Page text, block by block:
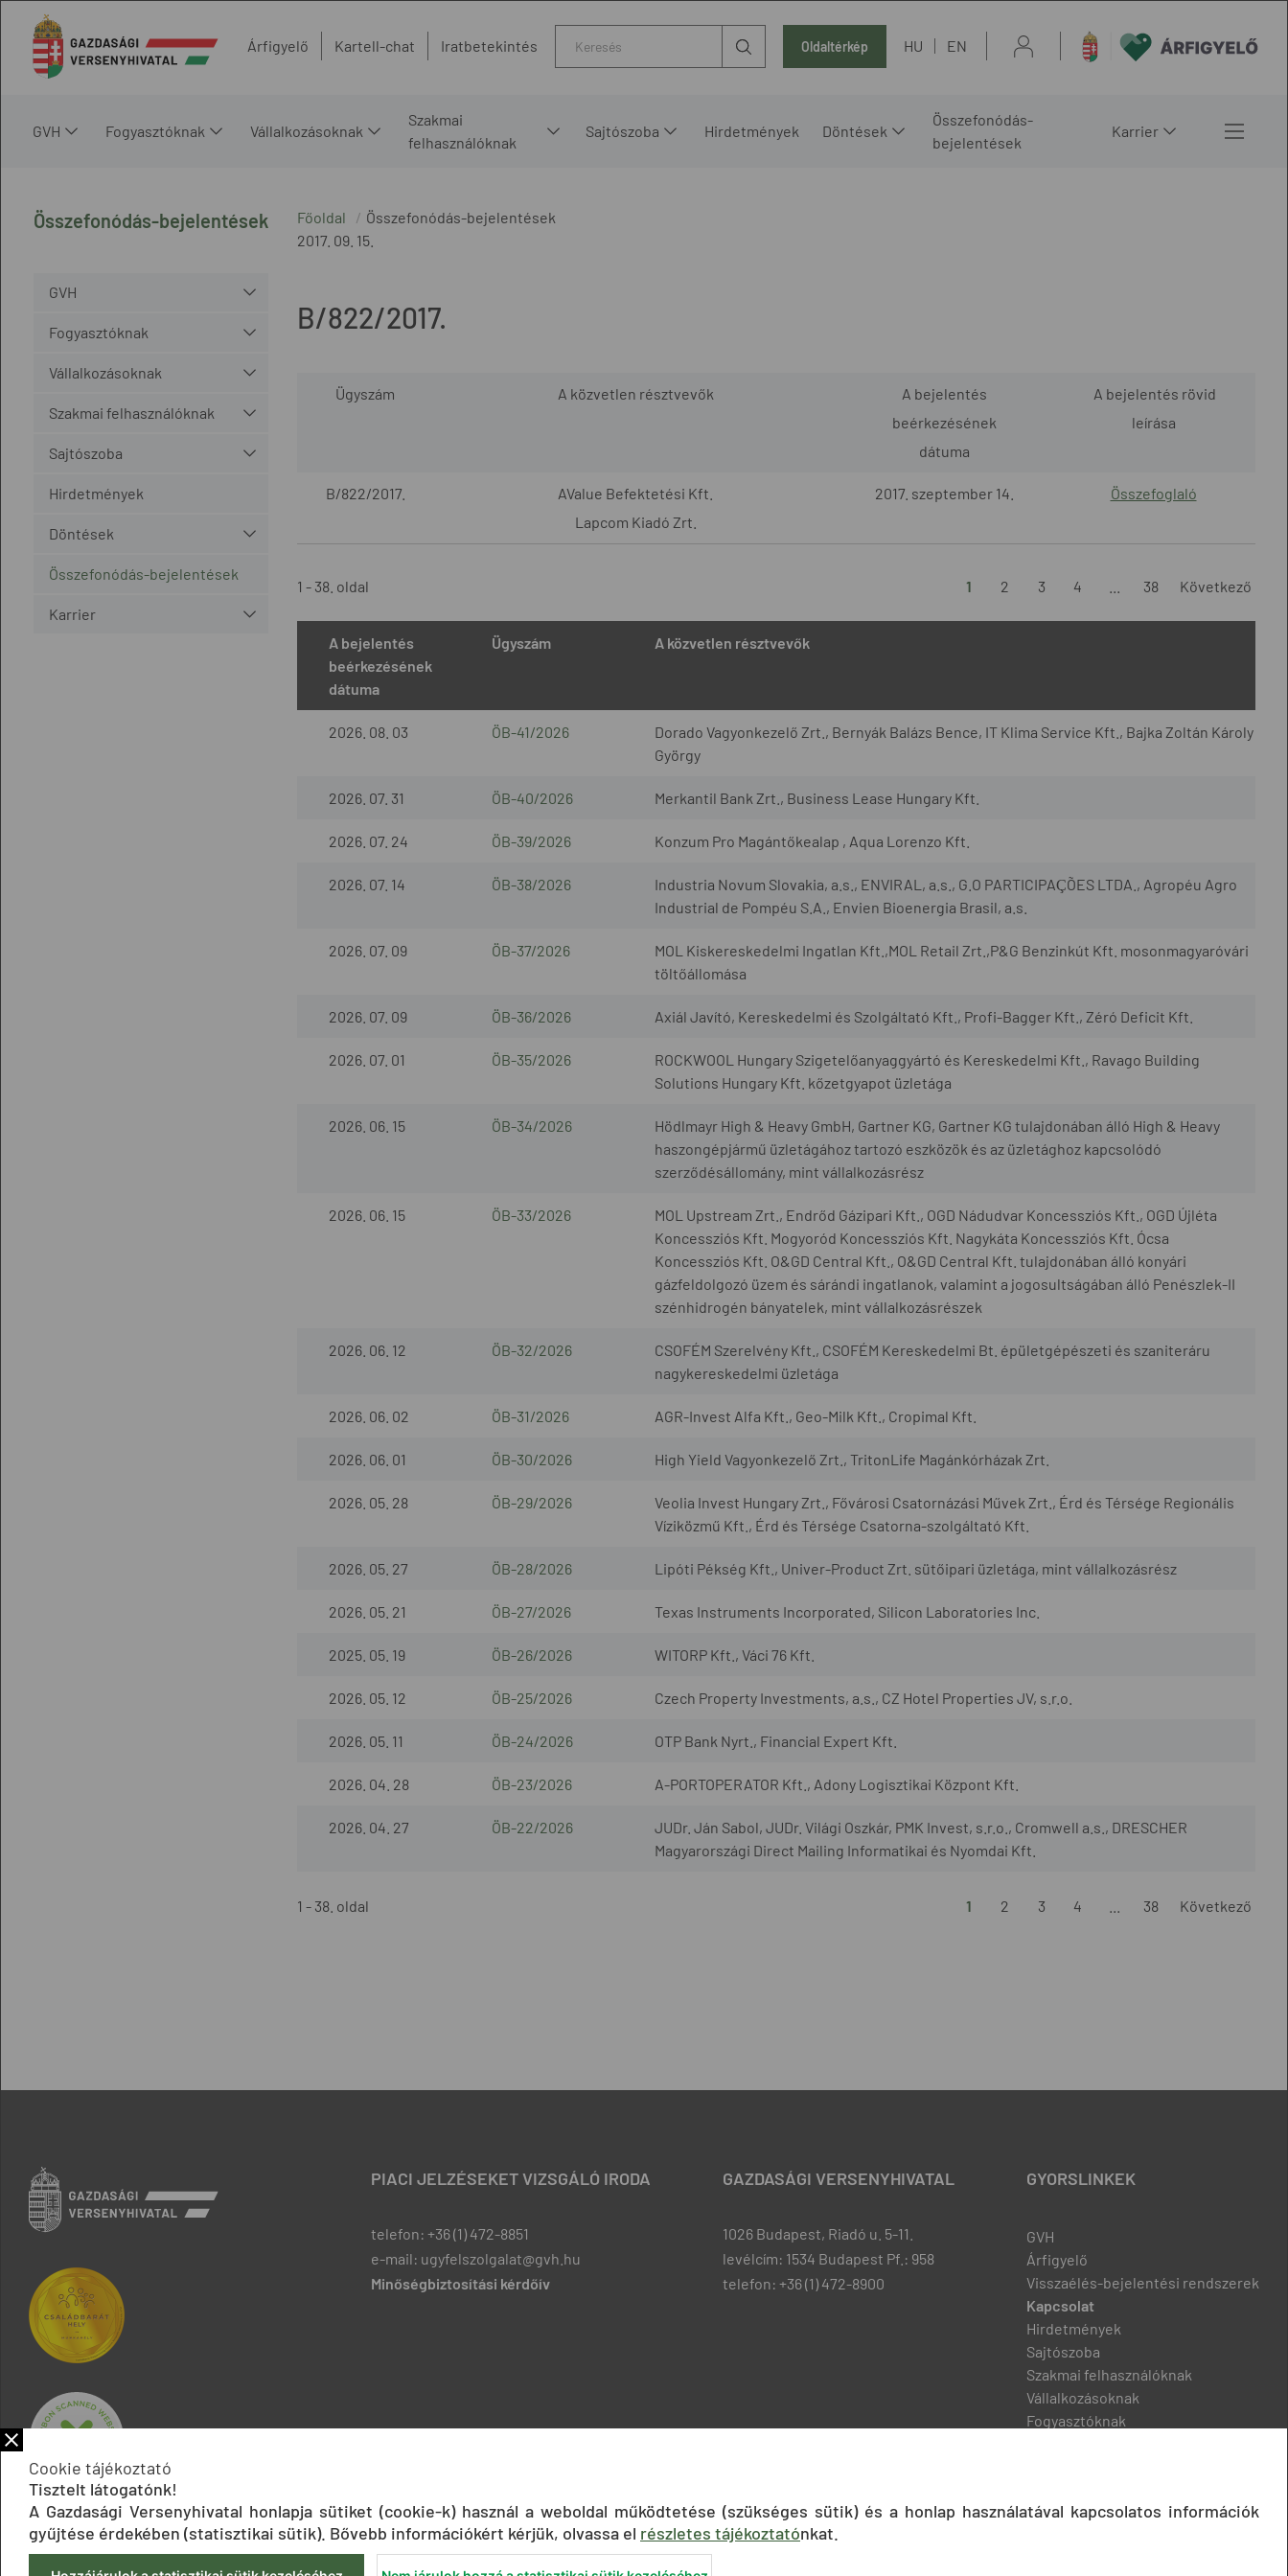
Árfigyelő Kartell-chat Iratbetekintés Oldaltérkép HU EN
GVH Fogyasztóknak Vállalkozásoknak
Szakmai
felhasználóknak
Sajtószoba Hirdetmények Döntések
Összefonódás-
bejelentések
Karrier
Összefonódás-bejelentések
GVH
Fogyasztóknak
Vállalkozásoknak
Szakmai felhasználóknak
Sajtószoba
Hirdetmények
Döntések
Összefonódás-bejelentések
Karrier
Főoldal
Összefonódás-bejelentések
2017. 09. 15.
B/822/2017.
Ügyszám A közvetlen résztvevők
A bejelentés
beérkezésének
dátuma
A bejelentés rövid
leírása
B/822/2017.
AValue Befektetési Kft.
Lapcom Kiadó Zrt.
2017. szeptember 14. Összefoglaló
1 - 38. oldal 1 2 3 4 38 Következő
A bejelentés
beérkezésének
dátuma
Ügyszám A közvetlen résztvevők
2026. 08. 03 ÖB-41/2026
Dorado Vagyonkezelő Zrt., Bernyák Balázs Bence, IT Klima Service Kft., Bajka Zoltán Károly
György
2026. 07. 31 ÖB-40/2026 Merkantil Bank Zrt., Business Lease Hungary Kft.
2026. 07. 24 ÖB-39/2026 Konzum Pro Magántőkealap , Aqua Lorenzo Kft.
2026. 07. 14 ÖB-38/2026
Industria Novum Slovakia, a.s., ENVIRAL, a.s., G.O PARTICIPAÇÕES LTDA., Agropéu Agro
Industrial de Pompéu S.A., Envien Bioenergia Brasil, a.s.
2026. 07. 09 ÖB-37/2026
MOL Kiskereskedelmi Ingatlan Kft.,MOL Retail Zrt.,P&G Benzinkút Kft. mosonmagyaróvári
töltőállomása
2026. 07. 09 ÖB-36/2026 Axiál Javító, Kereskedelmi és Szolgáltató Kft., Profi-Bagger Kft., Zéró Deficit Kft.
2026. 07. 01 ÖB-35/2026
ROCKWOOL Hungary Szigetelőanyaggyártó és Kereskedelmi Kft., Ravago Building
Solutions Hungary Kft. kőzetgyapot üzletága
2026. 06. 15 ÖB-34/2026
Hödlmayr High & Heavy GmbH, Gartner KG, Gartner KG tulajdonában álló High & Heavy
haszongépjármű üzletágához tartozó eszközök és az üzletághoz kapcsolódó
szerződésállomány, mint vállalkozásrész
2026. 06. 15 ÖB-33/2026
MOL Upstream Zrt., Endrőd Gázipari Kft., OGD Nádudvar Koncessziós Kft., OGD Újléta
Koncessziós Kft. Mogyoród Koncessziós Kft. Nagykáta Koncessziós Kft. Ócsa
Koncessziós Kft. O&GD Central Kft., O&GD Central Kft. tulajdonában álló konyári
gázfeldolgozó üzem és sárándi ingatlanok, valamint a jogosultságában álló Penészlek-II
szénhidrogén bányatelek, mint vállalkozásrészek
2026. 06. 12 ÖB-32/2026
CSOFÉM Szerelvény Kft., CSOFÉM Kereskedelmi Bt. épületgépészeti és szaniteráru
nagykereskedelmi üzletága
2026. 06. 02 ÖB-31/2026 AGR-Invest Alfa Kft., Geo-Milk Kft., Cropimal Kft.
2026. 06. 01 ÖB-30/2026 High Yield Vagyonkezelő Zrt., TritonLife Magánkórházak Zrt.
2026. 05. 28 ÖB-29/2026
Veolia Invest Hungary Zrt., Fővárosi Csatornázási Művek Zrt., Érd és Térsége Regionális
Víziközmű Kft., Érd és Térsége Csatorna-szolgáltató Kft.
2026. 05. 27 ÖB-28/2026 Lipóti Pékség Kft., Univer-Product Zrt. sütőipari üzletága, mint vállalkozásrész
2026. 05. 21 ÖB-27/2026 Texas Instruments Incorporated, Silicon Laboratories Inc.
2025. 05. 19 ÖB-26/2026 WITORP Kft., Váci 76 Kft.
2026. 05. 12 ÖB-25/2026 Czech Property Investments, a.s., CZ Hotel Properties JV, s.r.o.
2026. 05. 11 ÖB-24/2026 OTP Bank Nyrt., Financial Expert Kft.
2026. 04. 28 ÖB-23/2026 A-PORTOPERATOR Kft., Adony Logisztikai Központ Kft.
2026. 04. 27 ÖB-22/2026
JUDr. Ján Sabol, JUDr. Világi Oszkár, PMK Invest, s.r.o., Cromwell a.s., DRESCHER
Magyarországi Direct Mailing Informatikai és Nyomdai Kft.
1 - 38. oldal 1 2 3 4 38 Következő
PIACI JELZÉSEKET VIZSGÁLÓ IRODA
telefon: +36 (1) 472-8851
e-mail: ugyfelszolgalat@gvh.hu
Minőségbiztosítási kérdőív
GAZDASÁGI VERSENYHIVATAL
1026 Budapest, Riadó u. 5-11.
levélcím: 1534 Budapest Pf.: 958
telefon: +36 (1) 472-8900
GYORSLINKEK
GVH
Árfigyelő
Visszaélés-bejelentési rendszerek
Kapcsolat
Hirdetmények
Sajtószoba
Szakmai felhasználóknak
Vállalkozásoknak
Fogyasztóknak
Cookie tájékoztató
Tisztelt látogatónk!
A Gazdasági Versenyhivatal honlapja sütiket (cookie-k) használ a weboldal működtetése (szükséges sütik) és a honlap használatával kapcsolatos információk
gyűjtése érdekében (statisztikai sütik). Bővebb információkért kérjük, olvassa el részletes tájékoztatónkat.